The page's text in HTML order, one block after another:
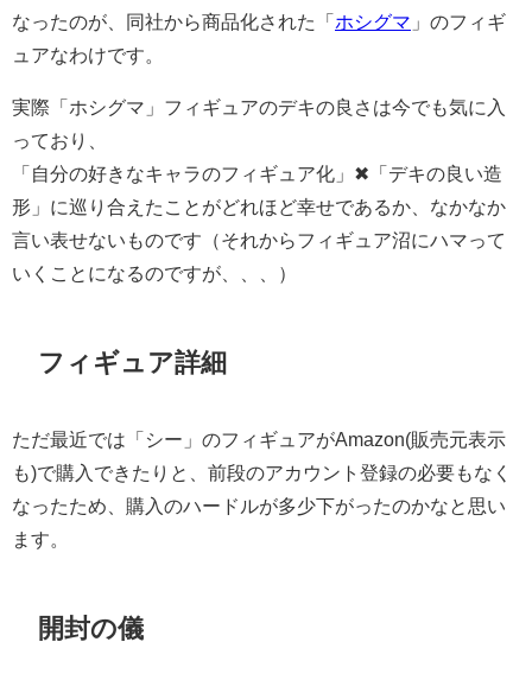
なったのが、同社から商品化された「 ホシグマ 」のフィギ
ュアなわけです。
実際「ホシグマ」フィギュアのデキの良さは今でも気に入
っており、
「自分の好きなキャラのフィギュア化」✖「デキの良い造
形」に巡り合えたことがどれほど幸せであるか、なかなか
言い表せないものです（それからフィギュア沼にハマって
いくことになるのですが、、、）
フィギュア詳細
ただ最近では「シー」のフィギュアがAmazon(販売元表示
も)で購入できたりと、前段のアカウント登録の必要もなく
なったため、購入のハードルが多少下がったのかなと思い
ます。
開封の儀